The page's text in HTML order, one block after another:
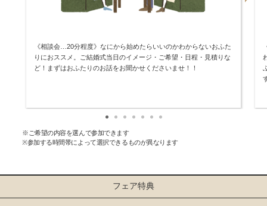
《相談会…20分程度》なにから始めたらいいのかわからないおふた
りにおススメ。ご結婚式当日のイメージ・ご希望・日程・見積りな
ど！まずはおふたりのお話をお聞かせくださいませ！！
※ご希望の内容を選んで参加できます
※参加する時間帯によって選択できるものが異なります
フェア特典